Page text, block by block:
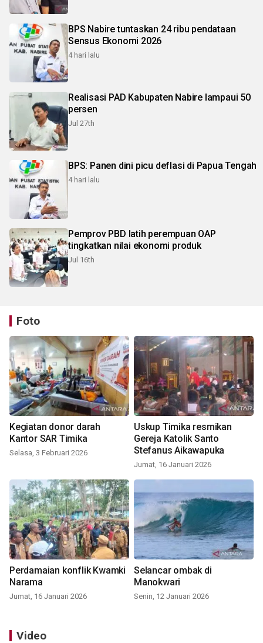
BPS Nabire tuntaskan 24 ribu pendataan
Sensus Ekonomi 2026
4 hari lalu
Realisasi PAD Kabupaten Nabire lampaui 50
persen
Jul 27th
BPS: Panen dini picu deflasi di Papua Tengah
4 hari lalu
Pemprov PBD latih perempuan OAP
tingkatkan nilai ekonomi produk
Jul 16th
Foto
Kegiatan donor darah
Kantor SAR Timika
Selasa, 3 Februari 2026
Uskup Timika resmikan
Gereja Katolik Santo
Stefanus Aikawapuka
Jumat, 16 Januari 2026
Perdamaian konflik Kwamki
Narama
Jumat, 16 Januari 2026
Selancar ombak di
Manokwari
Senin, 12 Januari 2026
Video